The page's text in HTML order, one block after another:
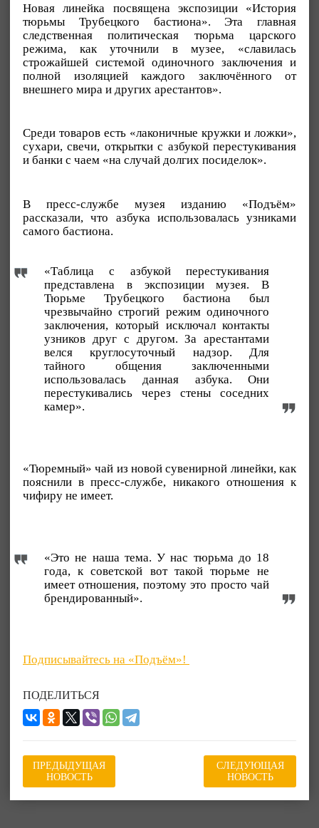
Новая линейка посвящена экспозиции «История
тюрьмы Трубецкого бастиона». Эта главная
следственная политическая тюрьма царского
режима, как уточнили в музее, «славилась
строжайшей системой одиночного заключения и
полной изоляцией каждого заключённого от
внешнего мира и других арестантов».
Среди товаров есть «лаконичные кружки и ложки»,
сухари, свечи, открытки с азбукой перестукивания
и банки с чаем «на случай долгих посиделок».
В пресс-службе музея изданию «Подъём»
рассказали, что азбука использовалась узниками
самого бастиона.
«Таблица с азбукой перестукивания
представлена в экспозиции музея. В
Тюрьме Трубецкого бастиона был
чрезвычайно строгий режим одиночного
заключения, который исключал контакты
узников друг с другом. За арестантами
велся круглосуточный надзор. Для
тайного общения заключенными
использовалась данная азбука. Они
перестукивались через стены соседних
камер».
«Тюремный» чай из новой сувенирной линейки, как
пояснили в пресс-службе, никакого отношения к
чифиру не имеет.
«Это не наша тема. У нас тюрьма до 18
года, к советской вот такой тюрьме не
имеет отношения, поэтому это просто чай
брендированный».
Подписывайтесь на «Подъём»!
ПОДЕЛИТЬСЯ
ПРЕДЫДУЩАЯ
НОВОСТЬ
СЛЕДУЮЩАЯ
НОВОСТЬ